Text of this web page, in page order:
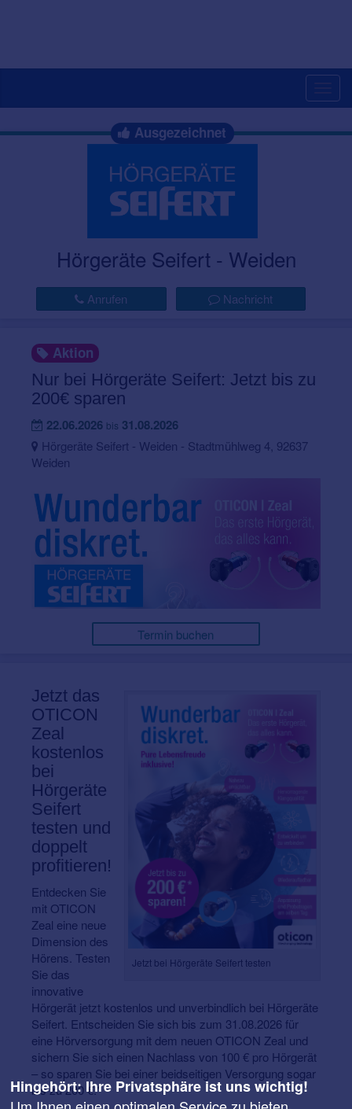
Ausgezeichnet
Hörgeräte Seifert - Weiden
Anrufen Nachricht
Aktion
Nur bei Hörgeräte Seifert: Jetzt bis zu
200€ sparen
22.06.2026 bis 31.08.2026
Hörgeräte Seifert - Weiden - Stadtmühlweg 4, 92637
Weiden
Termin buchen
Jetzt bei Hörgeräte Seifert testen
Jetzt das
OTICON
Zeal
kostenlos
bei
Hörgeräte
Seifert
testen und
doppelt
profitieren!
Entdecken Sie
mit OTICON
Zeal eine neue
Dimension des
Hörens. Testen
Sie das
innovative
Hörgerät jetzt kostenlos und unverbindlich bei Hörgeräte
Seifert. Entscheiden Sie sich bis zum 31.08.2026 für
eine Hörversorgung mit dem neuen OTICON Zeal und
sichern Sie sich einen Nachlass von 100 € pro Hörgerät
– so sparen Sie bei einer beidseitigen Versorgung sogar
bis zu 200 €.*
Hingehört: Ihre Privatsphäre ist uns wichtig!